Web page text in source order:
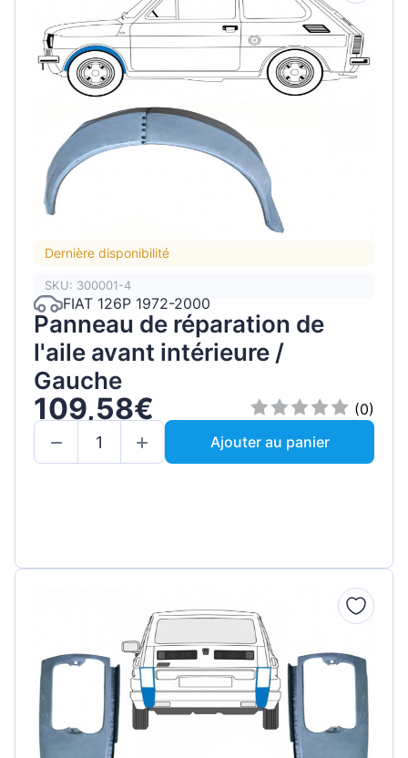
Dernière disponibilité
SKU: 300001-4
FIAT 126P 1972-2000
Panneau de réparation de
l'aile avant intérieure /
Gauche
109,58€
(0)
Ajouter au panier